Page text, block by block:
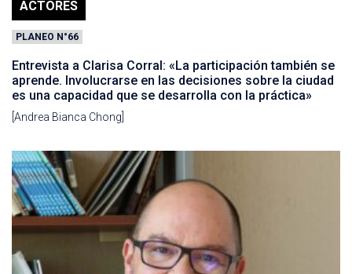
ACTORES
PLANEO N°66
Entrevista a Clarisa Corral: «La participación también se
aprende. Involucrarse en las decisiones sobre la ciudad
es una capacidad que se desarrolla con la práctica»
[Andrea Bianca Chong]